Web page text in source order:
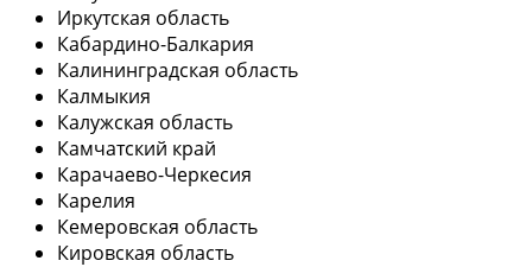
Иркутская область
Кабардино-Балкария
Калининградская область
Калмыкия
Калужская область
Камчатский край
Карачаево-Черкесия
Карелия
Кемеровская область
Кировская область